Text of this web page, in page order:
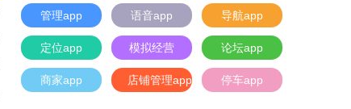
管理app 语音app 导航app
定位app 模拟经营 论坛app
商家app 店铺管理app 停车app